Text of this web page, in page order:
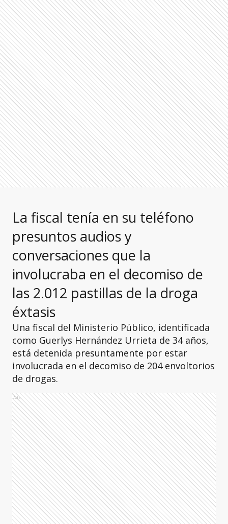
La fiscal tenía en su teléfono
presuntos audios y
conversaciones que la
involucraba en el decomiso de
las 2.012 pastillas de la droga
éxtasis
Una fiscal del Ministerio Público, identificada
como Guerlys Hernández Urrieta de 34 años,
está detenida presuntamente por estar
involucrada en el decomiso de 204 envoltorios
de drogas.
Ads